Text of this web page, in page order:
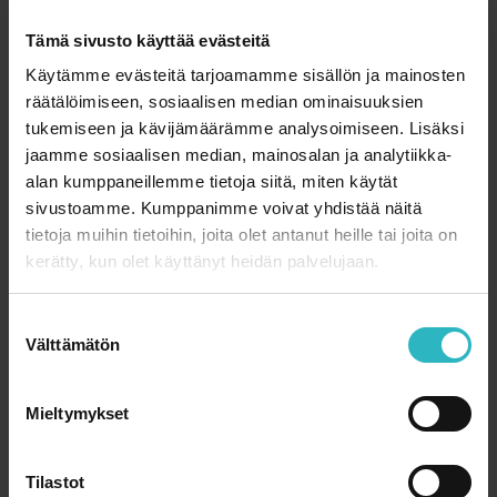
Tämä sivusto käyttää evästeitä
Käytämme evästeitä tarjoamamme sisällön ja mainosten
räätälöimiseen, sosiaalisen median ominaisuuksien
tukemiseen ja kävijämäärämme analysoimiseen. Lisäksi
jaamme sosiaalisen median, mainosalan ja analytiikka-
alan kumppaneillemme tietoja siitä, miten käytät
sivustoamme. Kumppanimme voivat yhdistää näitä
tietoja muihin tietoihin, joita olet antanut heille tai joita on
kerätty, kun olet käyttänyt heidän palvelujaan.
Välttämätön
Mieltymykset
Tilastot
Lisää tietoa ilmeestä ja sen käyttöoikeuksista:
Sami Ruokangas
viestintäpäällikkö
050 361 7977
sami.ruokangas@sylva.fi